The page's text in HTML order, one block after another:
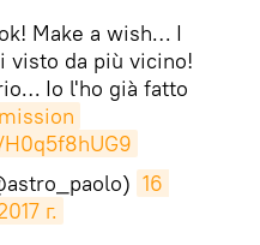
Make a wish… I
visto da più vicino!
Io l'ho già fatto
16
г.